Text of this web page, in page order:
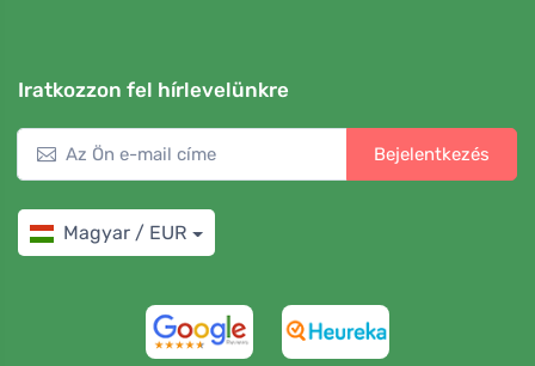
Iratkozzon fel hírlevelünkre
Bejelentkezés
Magyar / EUR